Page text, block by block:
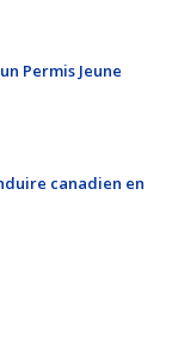
Permis Jeune
canadien en